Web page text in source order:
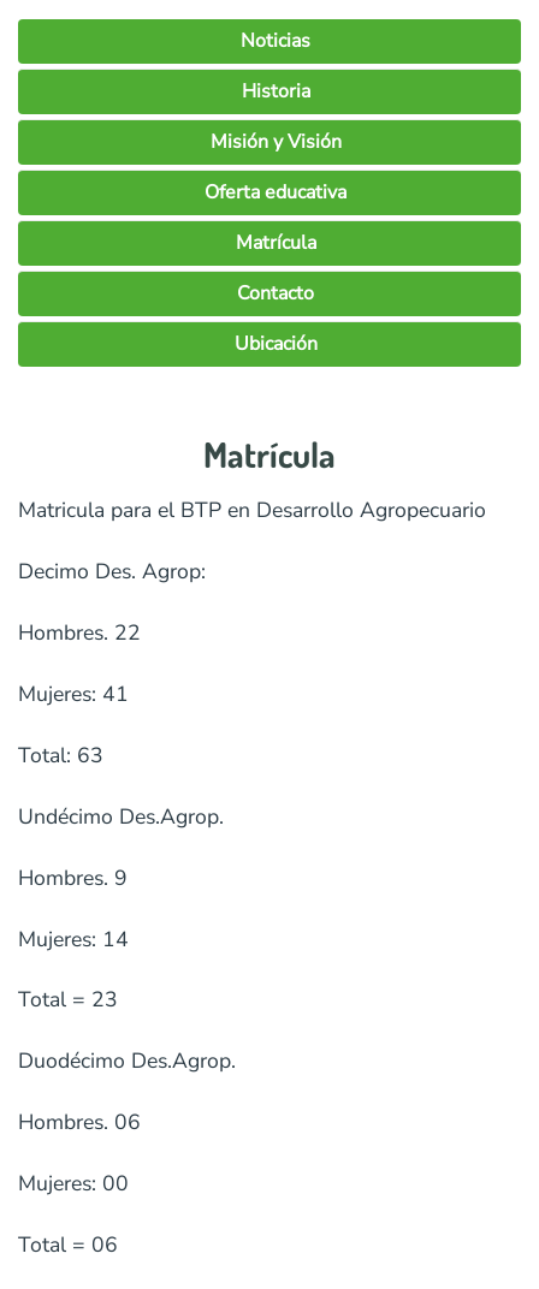
Matrícula
Matricula para el BTP en Desarrollo Agropecuario
Decimo Des. Agrop:
Hombres. 22
Mujeres: 41
Total: 63
Undécimo Des.Agrop.
Hombres. 9
Mujeres: 14
Total = 23
Duodécimo Des.Agrop.
Hombres. 06
Mujeres: 00
Total = 06
Noticias
Historia
Misión y Visión
Oferta educativa
Matrícula
Contacto
Ubicación